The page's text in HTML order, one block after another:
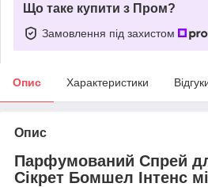
Що таке купити з Пром?
Замовлення під захистом
Опис Характеристики
Опис
Парфумований Спрей
Сікрет Бомшел Інтенс